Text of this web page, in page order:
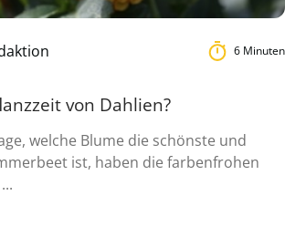
6 Minuten
von Dahlien?
welche Blume die schönste und
ist, haben die farbenfrohen